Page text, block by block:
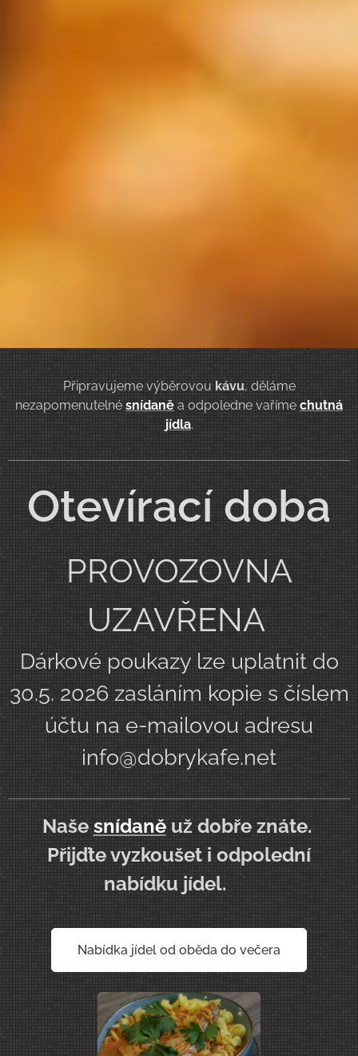
Připravujeme výběrovou kávu, děláme
nezapomenutelné snídaně a odpoledne vaříme chutná
jídla.
Otevírací doba
PROVOZOVNA
UZAVŘENA
Dárkové poukazy lze uplatnit do
30.5. 2026 zasláním kopie s číslem
účtu na e-mailovou adresu
info@dobrykafe.net
Naše snídaněuž dobře znáte.
Přijďte vyzkoušet i odpolední
nabídku jídel. ♥️
Nabídka jídel od oběda do večera